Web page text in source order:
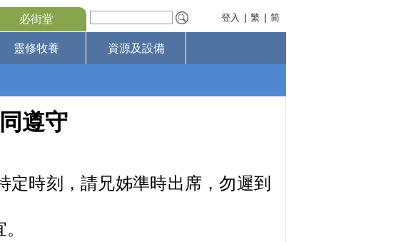
必街堂 登入 繁 简
靈修牧養 資源及設備
遵守
時刻，請兄姊準時出席，勿遲到